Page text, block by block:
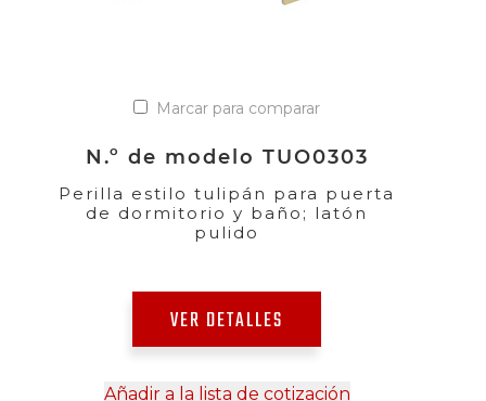
Marcar para comparar
N.º de modelo TUO0303
Perilla estilo tulipán para puerta
de dormitorio y baño; latón
pulido
VER DETALLES
Añadir a la lista de cotización